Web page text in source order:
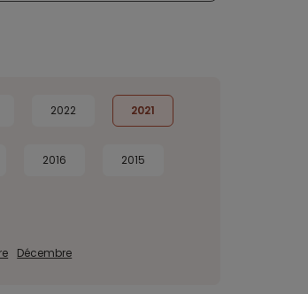
2022 2021
2016 2015
Décembre